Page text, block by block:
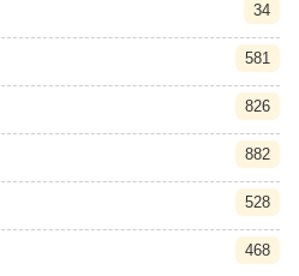
34
581
826
882
528
468